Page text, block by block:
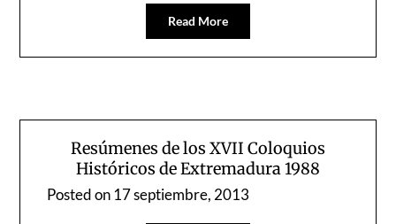
Read More
Resúmenes de los XVII Coloquios
Históricos de Extremadura 1988
Posted on17 septiembre, 2013